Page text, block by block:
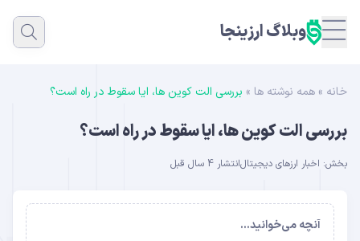
وبلاگ ارزینجا
خانه » همه نوشته ها » بررسی الت کوین ها، ایا سقوط در راه است؟
بررسی الت کوین ها، ایا سقوط در راه است؟
بخش: اخبار ارزهای دیجیتالانتشار 4 سال قبل
آنچه می‌خوانید...